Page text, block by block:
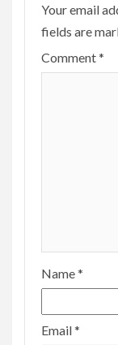
Your email
fields are
Comment*
Name*
Email*